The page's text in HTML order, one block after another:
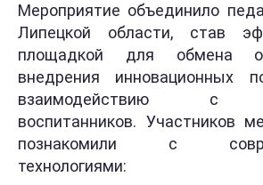
Мероприятие объединило
Липецкой области, став
площадкой для обмена
внедрения инновационных
взаимодействию с
воспитанников. Участников
познакомили с
технологиями: